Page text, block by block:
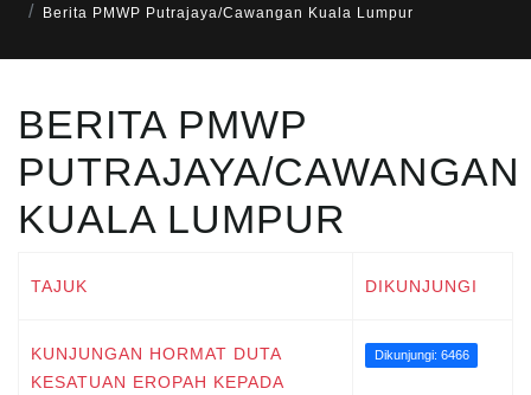
Berita PMWP Putrajaya/Cawangan Kuala Lumpur
BERITA PMWP
PUTRAJAYA/CAWANGAN
KUALA LUMPUR
TAJUK DIKUNJUNGI
KUNJUNGAN HORMAT DUTA
KESATUAN EROPAH KEPADA
Dikunjungi: 6466